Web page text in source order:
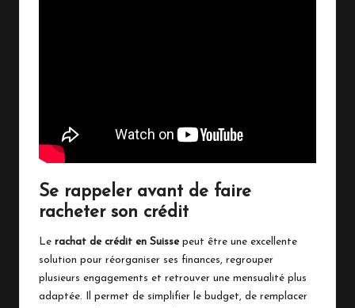
Se rappeler avant de faire
racheter son crédit
Le rachat de crédit en Suissepeut être une excellente
solution pour réorganiser ses finances, regrouper
plusieurs engagements et retrouver une mensualité plus
adaptée. Il permet de simplifier le budget, de remplacer